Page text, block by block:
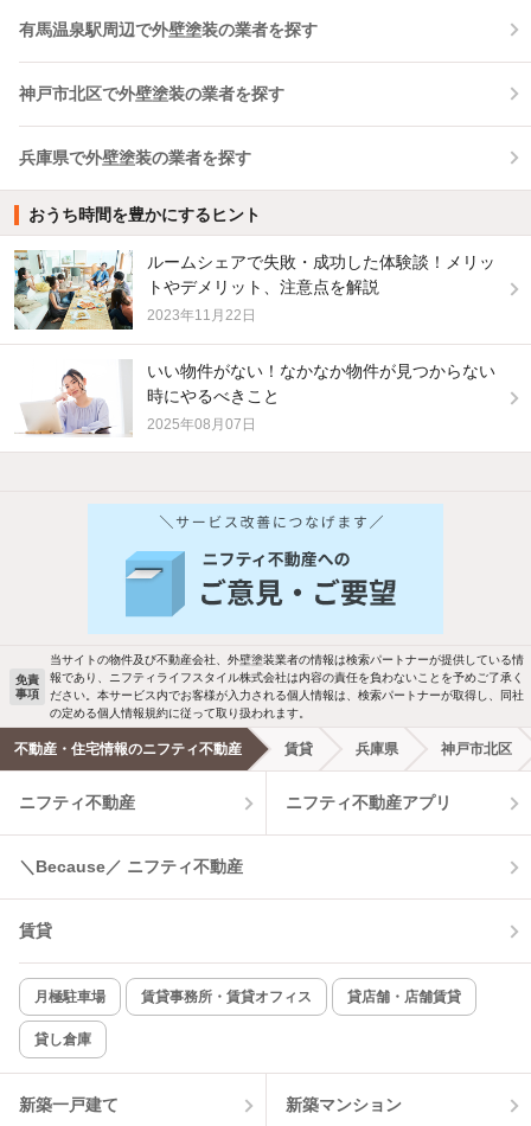
有馬温泉駅周辺で外壁塗装の業者を探す
神戸市北区で外壁塗装の業者を探す
兵庫県で外壁塗装の業者を探す
おうち時間を豊かにするヒント
ルームシェアで失敗・成功した体験談！メリッ
トやデメリット、注意点を解説
2023年11月22日
いい物件がない！なかなか物件が見つからない
時にやるべきこと
2025年08月07日
他の人はこんな条件で絞り込んでいます！
バス・トイレ別 2階以上
洗濯機置場あり 独立洗面台
エアコンあり 都市ガス
温水洗浄便座 オートロック
コンロ2口以上
新着のみ インターネット無料
該当件数:
物件一覧に反映
免責
事項
当サイトの物件及び不動産会社、外壁塗装業者の情報は検索パートナーが提供している情
報であり、ニフティライフスタイル株式会社は内容の責任を負わないことを予めご了承く
ださい。本サービス内でお客様が入力される個人情報は、検索パートナーが取得し、同社
の定める個人情報規約に従って取り扱われます。
不動産・住宅情報のニフティ不動産 賃貸 兵庫県 神戸市北区
ニフティ不動産 ニフティ不動産アプリ
＼Because／ ニフティ不動産
賃貸
月極駐車場 賃貸事務所・賃貸オフィス 貸店舗・店舗賃貸
貸し倉庫
新築一戸建て 新築マンション